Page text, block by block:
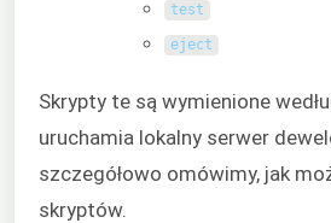
test
eject
Skrypty te są wymienione
uruchamia lokalny serwer
szczegółowo omówimy, jak
skryptów.